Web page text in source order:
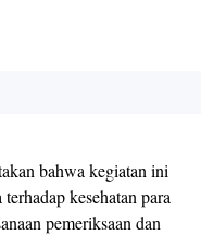
bahwa kegiatan ini
kesehatan para
pemeriksaan dan